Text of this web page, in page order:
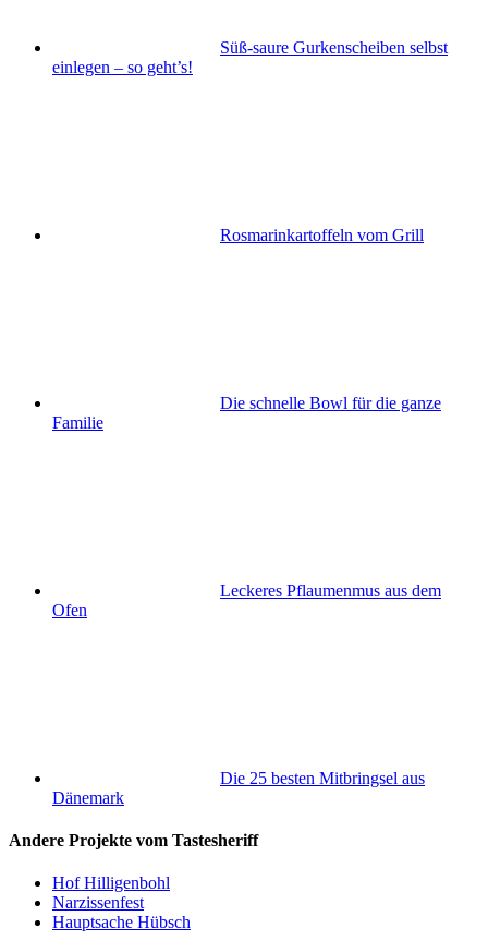
Süß-saure Gurkenscheiben selbst
einlegen – so geht’s!
Rosmarinkartoffeln vom Grill
Die schnelle Bowl für die ganze
Familie
Leckeres Pflaumenmus aus dem
Ofen
Die 25 besten Mitbringsel aus
Dänemark
Andere Projekte vom Tastesheriff
Hof Hilligenbohl
Narzissenfest
Hauptsache Hübsch